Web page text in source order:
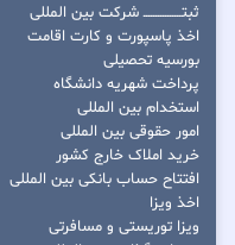
ثبتــــــــــــــــ شرکت بین المللی
اخذ پاسپورت و کارت اقامت
بورسیه تحصیلی
پرداخت شهریه دانشگاه
استخدام بین المللی
امور حقوقی بین المللی
خرید املاک خارج کشور
افتتاح حساب بانکی بین المللی
اخذ ویزا
ویزا توریستی و مسافرتی